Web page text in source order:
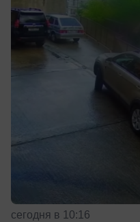
сегодня в 10:16